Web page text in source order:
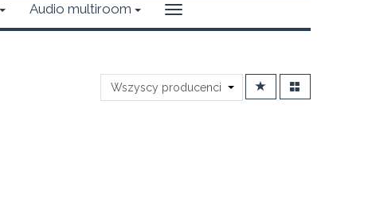
Audio multiroom